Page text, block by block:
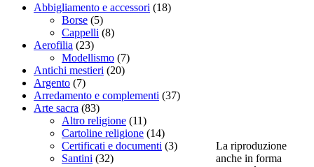
Abbigliamento e accessori (18)
Borse (5)
Cappelli (8)
Aerofilia (23)
Modellismo (7)
Antichi mestieri (20)
Argento (7)
Arredamento e complementi (37)
Arte sacra (83)
Altro religione (11)
Cartoline religione (14)
Certificati e documenti (3)
Santini (32)
La riproduzione
anche in forma